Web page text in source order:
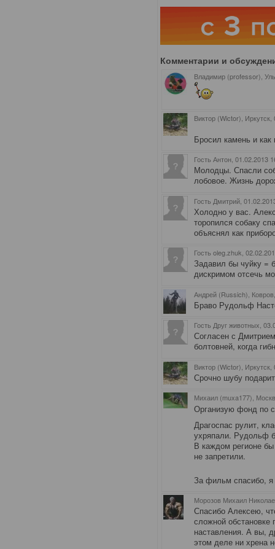
Комментарии и
Владимир (professor),
Виктор (Wictor), Иркутск
Бросил камень и как
Гость Антон , 01.02.2013
Молодцы. Спасли
лобовое. Жизнь
Гость Дмитрий ,
Холодно у вас.
торопился собаку
объяснял как
Гость oleg.zhuk ,
Задавил бы чуйку =
дискримом отсечь
Андрей (Russich), Ковров
Браво Рудольф
Гость Друг животных ,
Согласен с
болтовней, когда
Виктор (Wictor), Иркутск
Срочно шубу
Михаил (muxa177),
Организую фонд по
Драгоспас рулит,
ухряпали. Рудольф
В каждом регионе
не запретили.
За фильм спасибо, я
Морозов Михаил
Спасибо Алексею,
сложной
наставления. А вы,
этом деле ни хрена